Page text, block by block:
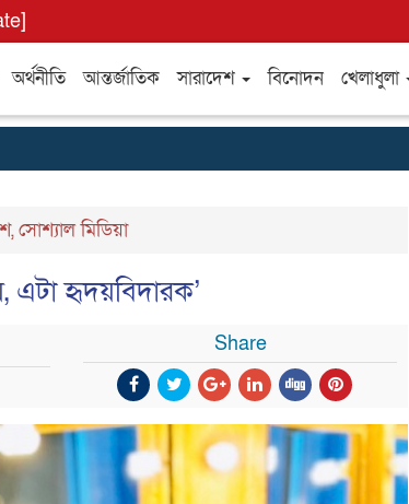
অর্থনীতি আন্তর্জাতিক সারাদেশ বিনোদন খেলাধুলা
,সোশ্যাল মিডিয়া
এটা হৃদয়বিদারক’
Share